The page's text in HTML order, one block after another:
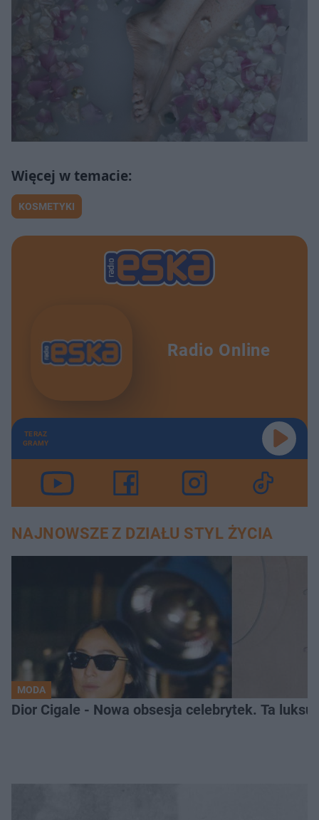
KOSMETYKI
Radio Online
TERAZ
GRAMY
NAJNOWSZE Z DZIAŁU STYL ŻYCIA
MODA
Dior Cigale - Nowa obsesja celebrytek. Ta